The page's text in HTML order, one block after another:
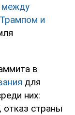
между
и
в
для
них:
страны